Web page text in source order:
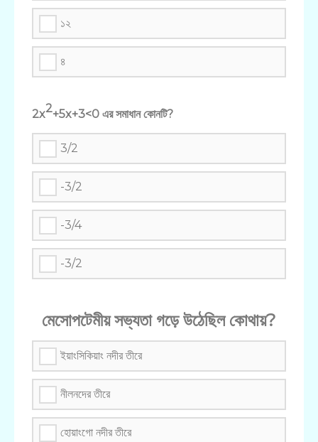
১২
৪
2x2+5x+3<0 এর সমাধান কোনটি?
3/2
-3/2
-3/4
-3/2
মেসোপটেমীয় সভ্যতা গড়ে উঠেছিল কোথায়?
ইয়াংসিকিয়াং নদীর তীরে
নীলনদের তীরে
হোয়াংগো নদীর তীরে